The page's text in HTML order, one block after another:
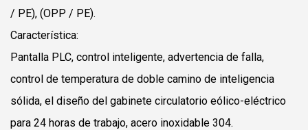
/ PE), (OPP / PE).
Característica:
Pantalla PLC, control inteligente, advertencia de falla,
control de temperatura de doble camino de inteligencia
sólida, el diseño del gabinete circulatorio eólico-eléctrico
para 24 horas de trabajo, acero inoxidable 304.